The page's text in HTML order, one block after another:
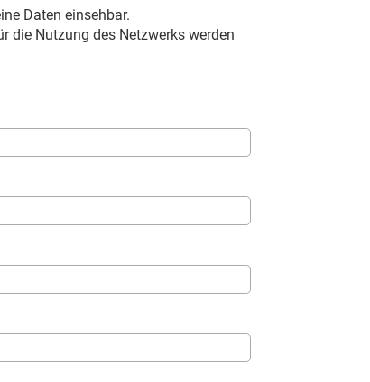
Daten einsehbar.
die Nutzung des Netzwerks werden